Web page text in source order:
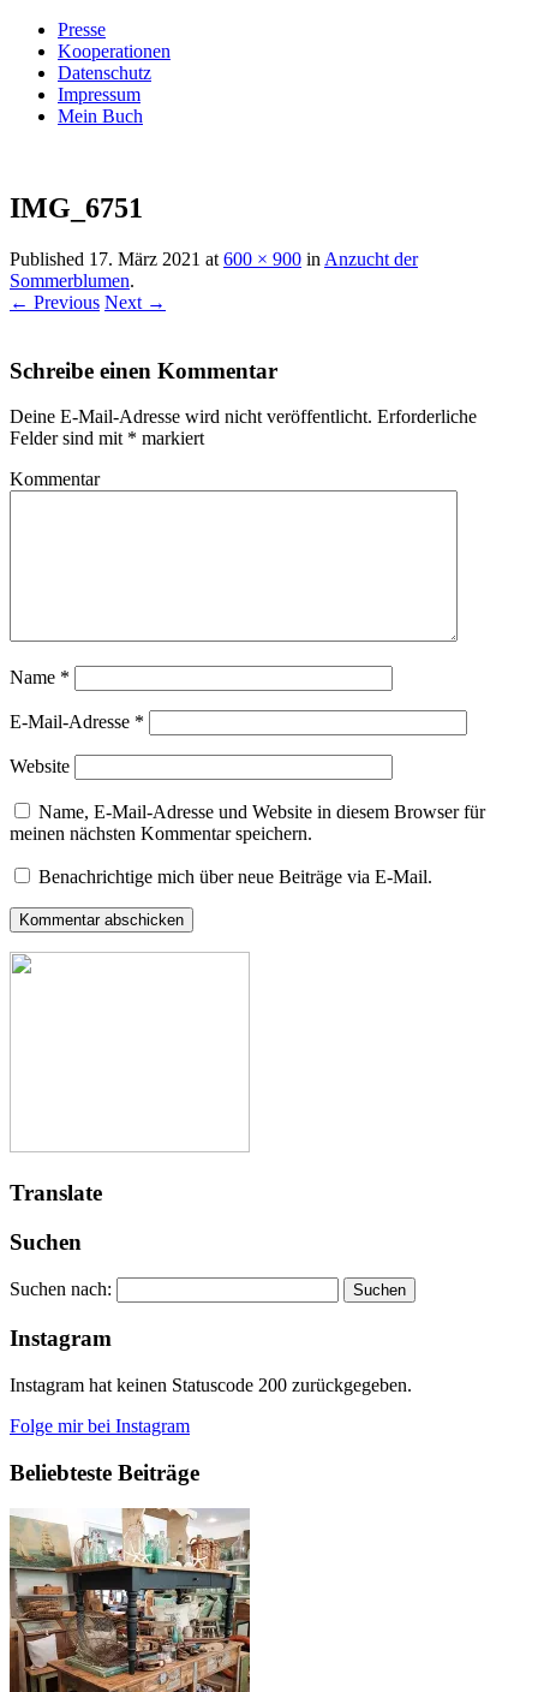
Presse
Kooperationen
Datenschutz
Impressum
Mein Buch
Villa König
IMG_6751
Published 17. März 2021 at 600 × 900 in Anzucht der
Sommerblumen.
← Previous Next →
Schreibe einen Kommentar
Deine E-Mail-Adresse wird nicht veröffentlicht. Erforderliche
Felder sind mit * markiert
Kommentar
Name *
E-Mail-Adresse *
Website
Name, E-Mail-Adresse und Website in diesem Browser für
meinen nächsten Kommentar speichern.
Benachrichtige mich über neue Beiträge via E-Mail.
Translate
Suchen
Suchen nach:
Instagram
Instagram hat keinen Statuscode 200 zurückgegeben.
Folge mir bei Instagram
Beliebteste Beiträge